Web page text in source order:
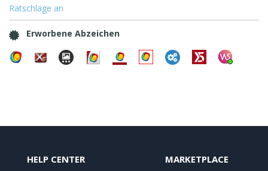
Ratschläge an
Erworbene Abzeichen
HELP CENTER MARKETPLACE